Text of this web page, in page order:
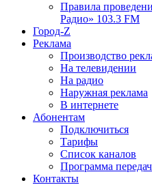
Правила
Радио» 103.3 FM
Город-Z
Реклама
Производство
На телевидении
На радио
Наружная реклама
В интернете
Абонентам
Подключиться
Тарифы
Список каналов
Программа передач
Контакты